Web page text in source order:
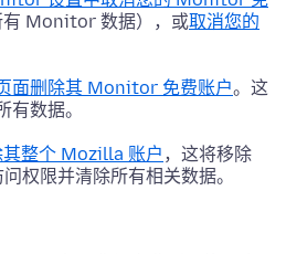
有 Monitor 数据），或取消您的
面删除其 Monitor 免费账户。这
数据。
其整个 Mozilla 账户 ，这将移除
权限并清除所有相关数据。